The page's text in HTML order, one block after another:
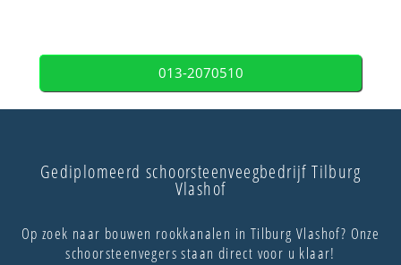
013-2070510
Gediplomeerd schoorsteenveegbedrijf Tilburg
Vlashof
Op zoek naar bouwen rookkanalen in Tilburg Vlashof? Onze
schoorsteenvegers staan direct voor u klaar!